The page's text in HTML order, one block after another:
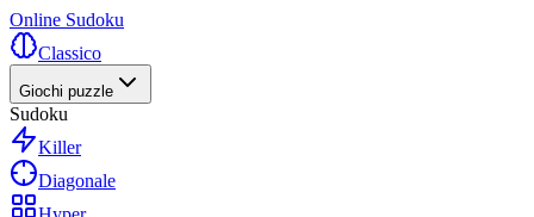
Online Sudoku
Classico
Giochi puzzle
Sudoku
Killer
Diagonale